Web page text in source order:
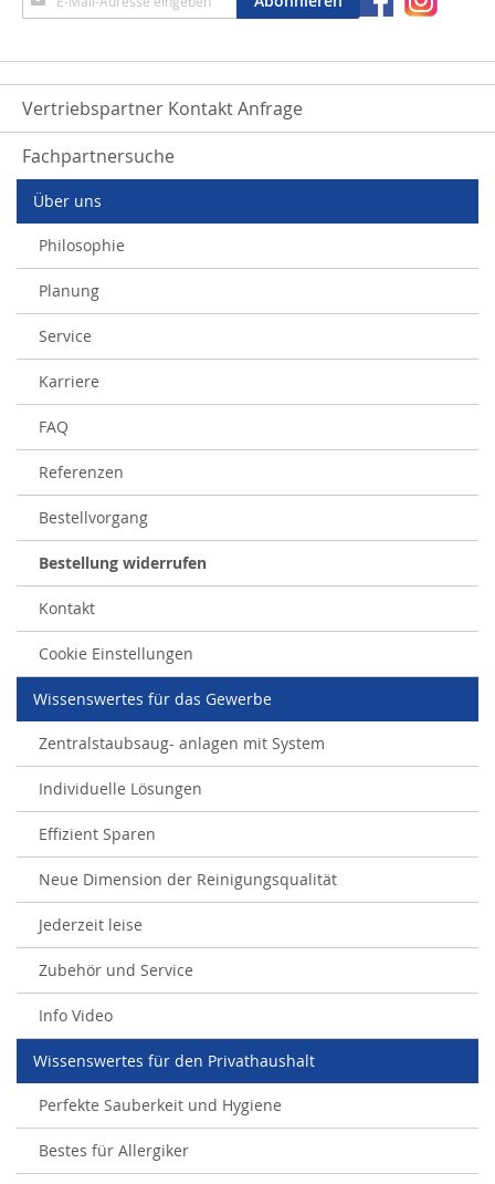
zum
Vertriebspartner Kontakt Anfrage
Fachpartnersuche
Über uns
Philosophie
Planung
Service
Karriere
FAQ
Referenzen
Bestellvorgang
Bestellung widerrufen
Kontakt
Cookie Einstellungen
Wissenswertes für das Gewerbe
Zentralstaubsaug- anlagen mit System
Individuelle Lösungen
Effizient Sparen
Neue Dimension der Reinigungsqualität
Jederzeit leise
Zubehör und Service
Info Video
Wissenswertes für den Privathaushalt
Perfekte Sauberkeit und Hygiene
Bestes für Allergiker